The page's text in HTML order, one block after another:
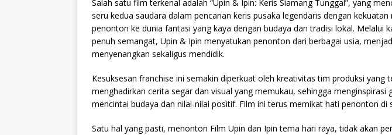
Salah satu film terkenal adalah “Upin & Ipin: Keris Siamang Tunggal”, yang
seru kedua saudara dalam pencarian keris pusaka legendaris dengan
penonton ke dunia fantasi yang kaya dengan budaya dan tradisi lokal. Melalui
penuh semangat, Upin & Ipin menyatukan penonton dari berbagai usia,
menyenangkan sekaligus mendidik.
Kesuksesan franchise ini semakin diperkuat oleh kreativitas tim produksi yang
menghadirkan cerita segar dan visual yang memukau, sehingga menginspirasi
mencintai budaya dan nilai-nilai positif. Film ini terus memikat hati penonton di
Satu hal yang pasti, menonton Film Upin dan Ipin tema hari raya, tidak akan